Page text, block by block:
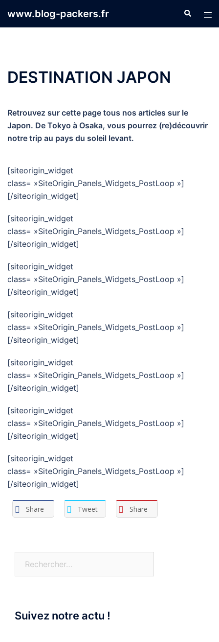
www.blog-packers.fr
le
DESTINATION JAPON
Retrouvez sur cette page tous nos articles sur le
Japon. De Tokyo à Osaka, vous pourrez (re)découvrir
notre trip au pays du soleil levant.
[siteorigin_widget
class= »SiteOrigin_Panels_Widgets_PostLoop »]
[/siteorigin_widget]
[siteorigin_widget
class= »SiteOrigin_Panels_Widgets_PostLoop »]
[/siteorigin_widget]
[siteorigin_widget
class= »SiteOrigin_Panels_Widgets_PostLoop »]
[/siteorigin_widget]
[siteorigin_widget
class= »SiteOrigin_Panels_Widgets_PostLoop »]
[/siteorigin_widget]
[siteorigin_widget
class= »SiteOrigin_Panels_Widgets_PostLoop »]
[/siteorigin_widget]
[siteorigin_widget
class= »SiteOrigin_Panels_Widgets_PostLoop »]
[/siteorigin_widget]
[siteorigin_widget
class= »SiteOrigin_Panels_Widgets_PostLoop »]
[/siteorigin_widget]
Share Tweet Share
Suivez notre actu !